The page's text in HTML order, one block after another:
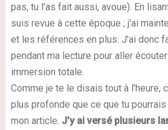
pas, tu l'as fait aussi, avoue). En
suis revue à cette époque ; j'ai
et les références en plus. J'ai donc
pendant ma lecture pour aller
immersion totale.
Comme je te le disais tout à l'heure,
plus profonde que ce que tu
mon article. J'y ai versé plusieurs